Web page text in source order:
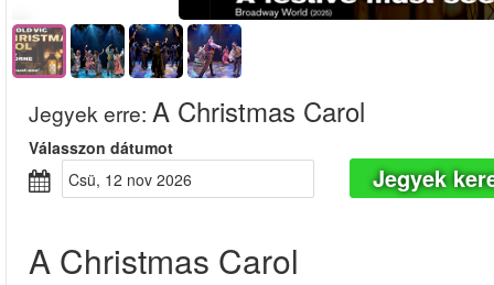
Jegyek erre: A Christmas Carol
Válasszon dátumot
csü, 12 nov 2026
Jegyek
A Christmas Carol